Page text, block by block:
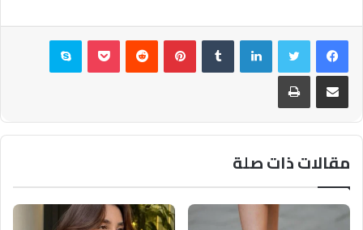
فيسبوكتويتر لينكدإن بينتيريست بوكيت سكايب
مشاركة عبر البريد طباعة
مقالات ذات صلة